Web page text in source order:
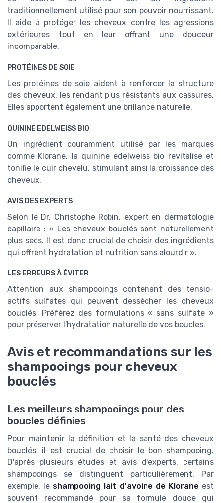
traditionnellement utilisé pour son pouvoir nourrissant.
Il aide à protéger les cheveux contre les agressions
extérieures tout en leur offrant une douceur
incomparable.
PROTÉINES DE SOIE
Les protéines de soie aident à renforcer la structure
des cheveux, les rendant plus résistants aux cassures.
Elles apportent également une brillance naturelle.
QUININE EDELWEISS BIO
Un ingrédient couramment utilisé par les marques
comme Klorane, la quinine edelweiss bio revitalise et
tonifie le cuir chevelu, stimulant ainsi la croissance des
cheveux.
AVIS DES EXPERTS
Selon le Dr. Christophe Robin, expert en dermatologie
capillaire : « Les cheveux bouclés sont naturellement
plus secs. Il est donc crucial de choisir des ingrédients
qui offrent hydratation et nutrition sans alourdir ».
LES ERREURS À ÉVITER
Attention aux shampooings contenant des tensio-
actifs sulfates qui peuvent dessécher les cheveux
bouclés. Préférez des formulations « sans sulfate »
pour préserver l'hydratation naturelle de vos boucles.
Avis et recommandations sur les
shampooings pour cheveux
bouclés
Les meilleurs shampooings pour des
boucles définies
Pour maintenir la définition et la santé des cheveux
bouclés, il est crucial de choisir le bon shampooing.
D'après plusieurs études et avis d'experts, certains
shampooings se distinguent particulièrement. Par
exemple, le shampooing lait d'avoine de Klorane est
souvent recommandé pour sa formule douce qui